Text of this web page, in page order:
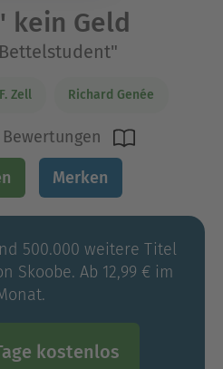
kein Geld
F. Zell Richard Genée
Merken
500.000 weitere Titel
Skoobe. Ab 12,99 € im
kostenlos